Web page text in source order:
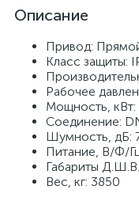
Описание
Привод:
Класс защиты:
Рабочее
Мощность, кВт:
Соединение:
Шумность, дБ:
Питание, В/Ф/
Габариты
Вес, кг: 3850